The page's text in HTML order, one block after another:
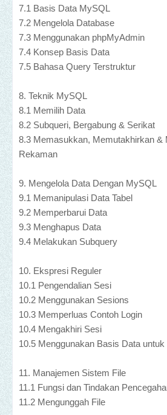
7.1 Basis Data MySQL
7.2 Mengelola Database
7.3 Menggunakan phpMyAdmin
7.4 Konsep Basis Data
7.5 Bahasa Query Terstruktur
8. Teknik MySQL
8.1 Memilih Data
8.2 Subqueri, Bergabung & Serikat
8.3 Memasukkan, Memutakhirkan &
Rekaman
9. Mengelola Data Dengan MySQL
9.1 Memanipulasi Data Tabel
9.2 Memperbarui Data
9.3 Menghapus Data
9.4 Melakukan Subquery
10. Ekspresi Reguler
10.1 Pengendalian Sesi
10.2 Menggunakan Sesions
10.3 Memperluas Contoh Login
10.4 Mengakhiri Sesi
10.5 Menggunakan Basis Data
11. Manajemen Sistem File
11.1 Fungsi dan Tindakan
11.2 Mengunggah File